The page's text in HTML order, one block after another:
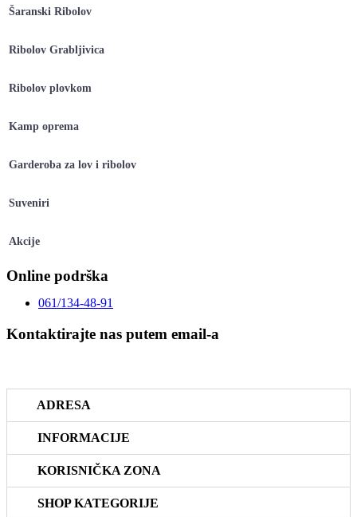
Šaranski Ribolov
Ribolov Grabljivica
Ribolov plovkom
Kamp oprema
Garderoba za lov i ribolov
Suveniri
Akcije
Online podrška
061/134-48-91
Kontaktirajte nas putem email-a
ADRESA
INFORMACIJE
KORISNIČKA ZONA
SHOP KATEGORIJE